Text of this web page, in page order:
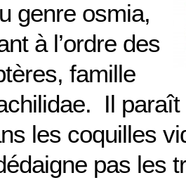
genre osmia,
à l’ordre des
famille
Il paraît
les coquilles
pas les